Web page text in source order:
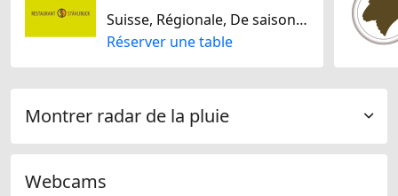
Suisse, Régionale, De saison, Sans gluten, Sans lactose, Européene
Réserver une table
Montrer radar de la pluie
Webcams